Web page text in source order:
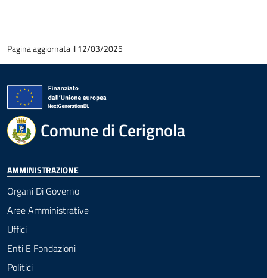
Pagina aggiornata il 12/03/2025
Comune di Cerignola
AMMINISTRAZIONE
Organi Di Governo
Aree Amministrative
Uffici
Enti E Fondazioni
Politici